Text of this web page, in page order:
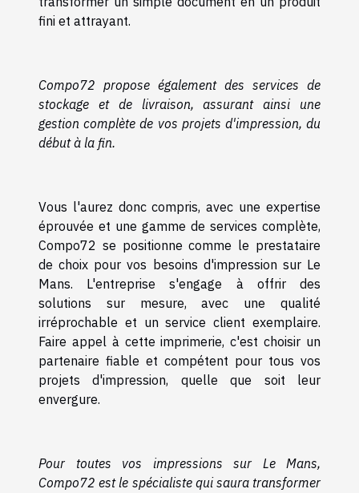
fini et attrayant.
Compo72 propose également des services de
stockage et de livraison, assurant ainsi une
gestion complète de vos projets d'impression, du
début à la fin.
Vous l'aurez donc compris, avec une expertise
éprouvée et une gamme de services complète,
Compo72 se positionne comme le prestataire
de choix pour vos besoins d'impression sur Le
Mans. L'entreprise s'engage à offrir des
solutions sur mesure, avec une qualité
irréprochable et un service client exemplaire.
Faire appel à cette imprimerie, c'est choisir un
partenaire fiable et compétent pour tous vos
projets d'impression, quelle que soit leur
envergure.
Pour toutes vos impressions sur Le Mans,
Compo72 est le spécialiste qui saura transformer